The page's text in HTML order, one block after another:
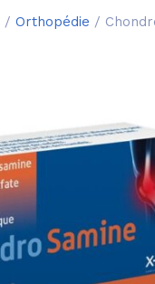
/ Orthopédie /